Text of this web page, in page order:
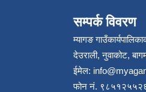
सम्पर्क विवरण
म्यागङ
देउराली, नुवाकोट,
ईमेल:
फोन नं.